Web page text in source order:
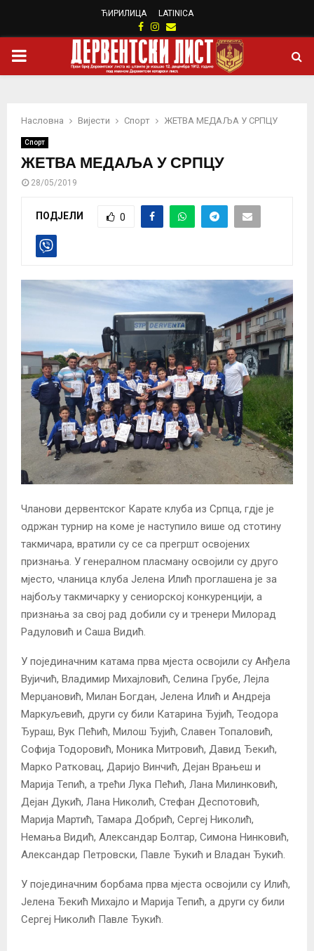
ЋИРИЛИЦА LATINICA
Facebook
Instagram
Email
PRIMARY
Насловна Вијести Спорт ЖЕТВА МЕДАЉА У СРПЦУ
Спорт
ЖЕТВА МЕДАЉА У СРПЦУ
28/05/2019
ПОДЈЕЛИ 0
Чланови дервентског Карате клуба из Српца, гдје је
одржан турнир на коме је наступило више од стотину
такмичара, вратили су се са прегршт освојених
признања. У генералном пласману освојили су друго
мјесто, чланица клуба Јелена Илић проглашена је за
најбољу такмичарку у сениорској конкуренцији, а
признања за свој рад добили су и тренери Милорад
Радуловић и Саша Видић.
У појединачним катама прва мјеста освојили су Анђела
Вујичић, Владимир Михајловић, Селина Грубе, Лејла
Мерџановић, Милан Богдан, Јелена Илић и Андреја
Маркуљевић, други су били Катарина Ђујић, Теодора
Ђураш, Вук Пећић, Милош Ђујић, Славен Топаловић,
Софија Тодоровић, Моника Митровић, Давид Ђекић,
Марко Ратковац, Даријо Винчић, Дејан Врањеш и
Марија Тепић, а трећи Лука Пећић, Лана Милинковић,
Дејан Дукић, Лана Николић, Стефан Деспотовић,
Марија Мартић, Тамара Добрић, Сергеј Николић,
Немања Видић, Александар Болтар, Симона Нинковић,
Александар Петровски, Павле Ђукић и Владан Ђукић.
У појединачним борбама прва мјеста освојили су Илић,
Јелена Ђекић Михајло и Марија Тепић, а други су били
Сергеј Николић Павле Ђукић.